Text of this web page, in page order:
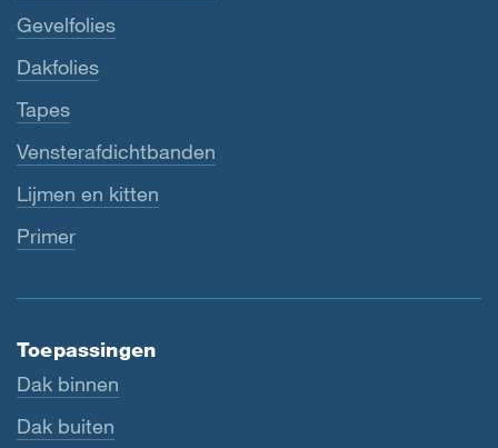
Gevelfolies
Dakfolies
Tapes
Vensterafdichtbanden
Lijmen en kitten
Primer
Toepassingen
Dak binnen
Dak buiten